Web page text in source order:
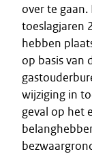
over te
toeslagjaren
hebben
op basis van
wijziging in
geval op het